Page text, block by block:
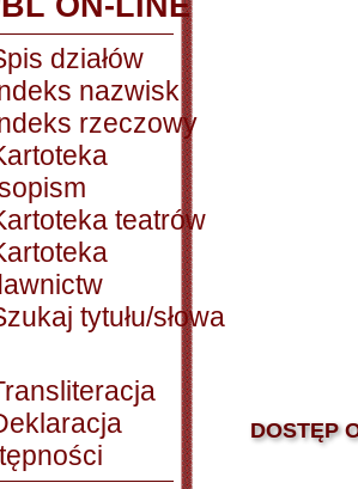
działów
nazwisk
rzeczowy
teatrów
tytułu/słowa
DOSTĘP